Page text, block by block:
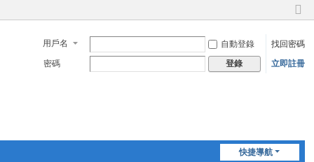
切
到
窄
用戶名 自動登錄
找回密碼
密碼
登錄 立即註冊
快捷導航